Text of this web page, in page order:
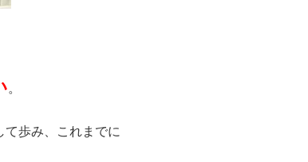
。
て歩み、これまでに